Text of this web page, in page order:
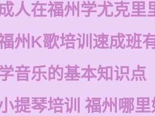
人在福州学尤克里
州K歌培训速成班
音乐的基本知识点
提琴培训 福州哪